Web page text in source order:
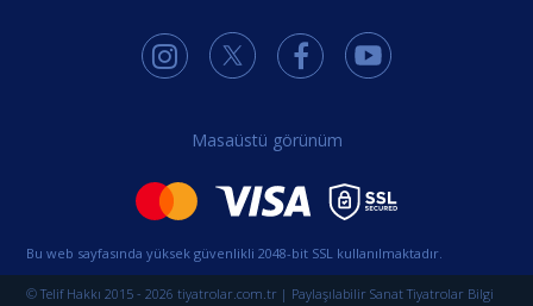
Masaüstü görünüm
Bu web sayfasında yüksek güvenlikli 2048-bit SSL kullanılmaktadır.
© Telif Hakkı 2015 - 2026 tiyatrolar.com.tr | Paylaşılabilir Sanat Tiyatrolar Bilgi